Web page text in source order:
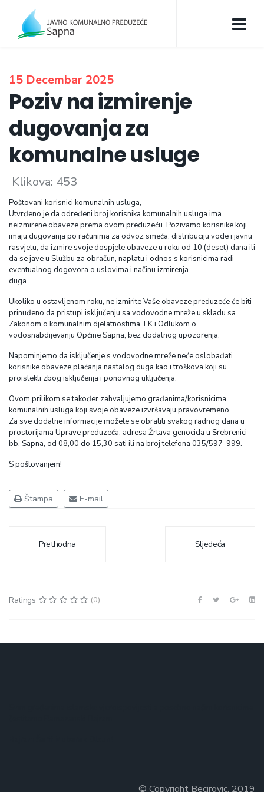
Poziv na izmirenje
dugovanja za
komunalne usluge
15 Decembar 2025
Klikova: 453
Poštovani korisnici komunalnih usluga,
Utvrđeno je da određeni broj korisnika komunalnih usluga ima
neizmirene obaveze prema ovom preduzeću. Pozivamo korisnike koji
imaju dugovanja po računima za odvoz smeća, distribuciju vode i javnu
rasvjetu, da izmire svoje dospjele obaveze u roku od 10 (deset) dana ili
da se jave u Službu za obračun, naplatu i odnos s korisnicima radi
eventualnog dogovora o uslovima i načinu izmirenja
duga.
Ukoliko u ostavljenom roku, ne izmirite Vaše obaveze preduzeće će biti
prinuđeno da pristupi isključenju sa vodovodne mreže u skladu sa
Zakonom o komunalnim djelatnostima TK i Odlukom o
vodosnabdijevanju Općine Sapna, bez dodatnog upozorenja.
Napominjemo da isključenje s vodovodne mreže neće oslobađati
korisnike obaveze plaćanja nastalog duga kao i troškova koji su
proistekli zbog isključenja i ponovnog uključenja.
Ovom prilikom se također zahvaljujemo građanima/korisnicima
komunalnih usluga koji svoje obaveze izvršavaju pravovremeno.
Za sve dodatne informacije možete se obratiti svakog radnog dana u
prostorijama Uprave preduzeća, adresa Žrtava genocida u Srebrenici
bb, Sapna, od 08,00 do 15,30 sati ili na broj telefona 035/597-999.
S poštovanjem!
Štampa E-mail
Prethodna Sljedeća
Ratings (0)
© Copyright Becirovic. 2019